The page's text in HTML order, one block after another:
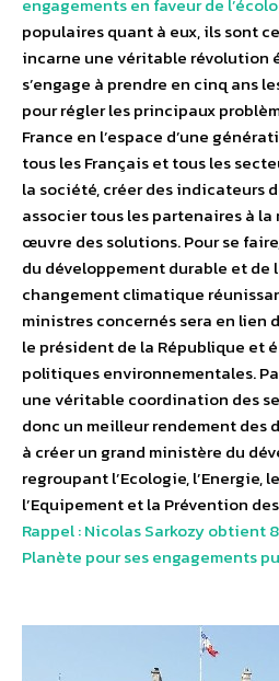
engagements en faveur de
populaires quant à eux, ils sont
incarne une véritable révolution
s’engage à prendre en cinq ans
pour régler les principaux
France en l’espace d’une
tous les Français et tous les
la société, créer des indicateurs
associer tous les partenaires à
œuvre des solutions. Pour se
du développement durable et de
changement climatique
ministres concernés sera en lien
le président de la République et
politiques environnementales.
une véritable coordination des
donc un meilleur rendement des
à créer un grand ministère du
regroupant l’Ecologie, l’Energie,
l’Equipement et la Prévention
Rappel : Nicolas Sarkozy obtient
Planète pour ses engagements